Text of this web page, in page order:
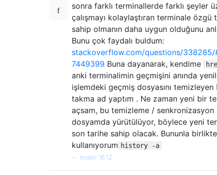
sonra farklı terminallerde farklı şeyler
çalışmayı kolaylaştıran terminale özgü
sahip olmanın daha uygun olduğunu
Bunu çok faydalı buldum:
stackoverflow.com/questions/338285/
7449399 Buna dayanarak, kendime
anki terminalimin geçmişini anında
işlemdeki geçmiş dosyasını temizleyen
takma ad yaptım . Ne zaman yeni bir
açsam, bu temizleme / senkronizasyon
dosyamda yürütülüyor, böylece yeni
son tarihe sahip olacak. Bununla birlikte
kullanıyorum history -a
trusktr 16:12